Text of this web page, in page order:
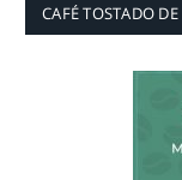
CAFÉ TOSTADO